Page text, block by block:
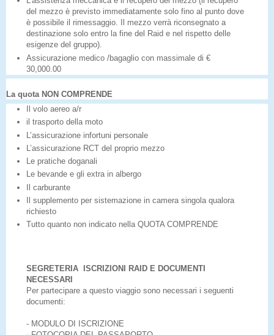
del mezzo è previsto immediatamente solo fino al punto dove
è possibile il rimessaggio. Il mezzo verrà riconsegnato a
destinazione solo entro la fine del Raid e nel rispetto delle
esigenze del gruppo).
Assicurazione medico /bagaglio con massimale di €
30,000.00
La quota NON COMPRENDE
Il volo aereo a/r
il trasporto della moto
L’assicurazione infortuni personale
L’assicurazione RCT del proprio mezzo
Le pratiche doganali
Le bevande e gli extra in albergo
Il carburante
Il supplemento per sistemazione in camera singola qualora
richiesto
Tutto quanto non indicato nella QUOTA COMPRENDE
SEGRETERIA ISCRIZIONI RAID E DOCUMENTI
NECESSARI
Per partecipare a questo viaggio sono necessari i seguenti
documenti:
- MODULO DI ISCRIZIONE